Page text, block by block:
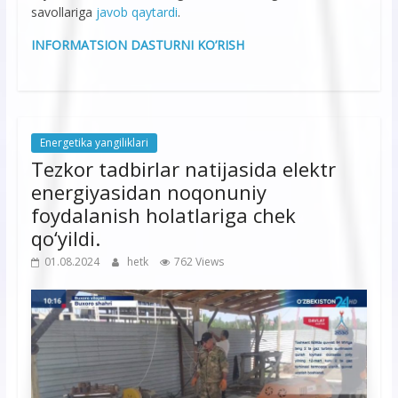
savollariga javob qaytardi.
INFORMATSION DASTURNI KO’RISH
Energetika yangiliklari
Tezkor tadbirlar natijasida elektr
energiyasidan noqonuniy
foydalanish holatlariga chek
qo‘yildi.
01.08.2024 hetk 762 Views